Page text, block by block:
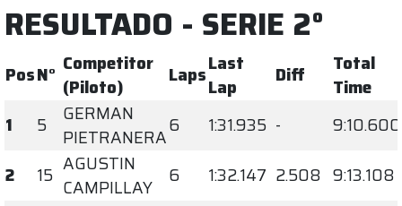
RESULTADO - SERIE 2°
PosN° Competitor
(Piloto)
LapsLast
Lap
Diff
Total
Time
1
5
GERMAN
PIETRANERA6 1:31.935 -
9:10.600
2
15 AGUSTIN
CAMPILLAY
6 1:32.147 2.508 9:13.108